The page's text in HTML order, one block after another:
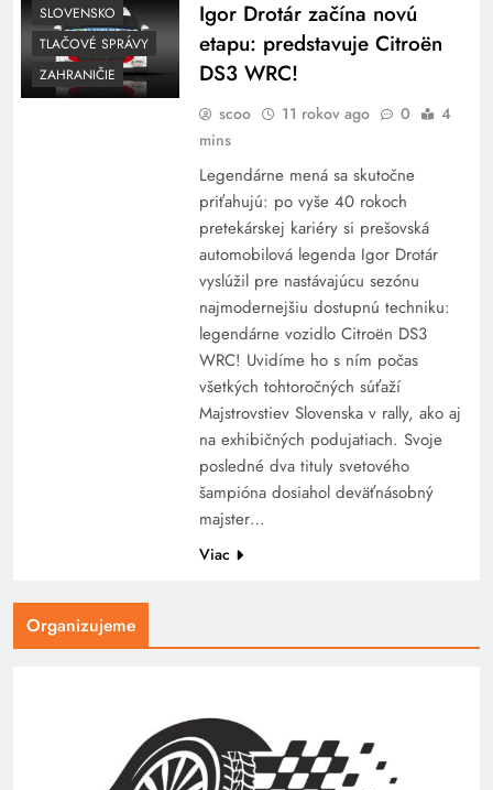
SLOVENSKO
TLAČOVÉ SPRÁVY
ZAHRANIČIE
Igor Drotár začína novú
etapu: predstavuje Citroën
DS3 WRC!
scoo 11 rokov ago 0
4
mins
Legendárne mená sa skutočne
priťahujú: po vyše 40 rokoch
pretekárskej kariéry si prešovská
automobilová legenda Igor Drotár
vyslúžil pre nastávajúcu sezónu
najmodernejšiu dostupnú techniku:
legendárne vozidlo Citroën DS3
WRC! Uvidíme ho s ním počas
všetkých tohtoročných súťaží
Majstrovstiev Slovenska v rally, ako aj
na exhibičných podujatiach. Svoje
posledné dva tituly svetového
šampióna dosiahol deväťnásobný
majster…
Viac
Organizujeme